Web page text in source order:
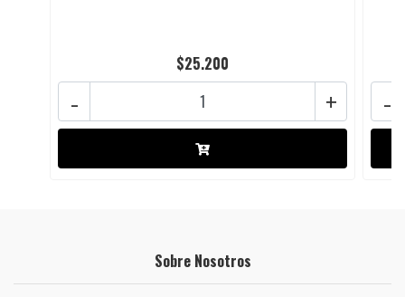
$25.200
+
- -
Sobre Nosotros